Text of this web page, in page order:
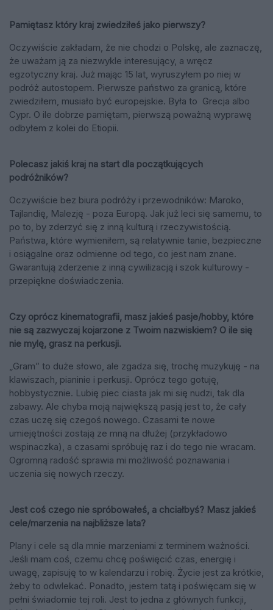
Pamiętasz który kraj zwiedziłeś jako pierwszy?
Oczywiście zakładam, że nie chodzi o Polskę, ale zaznaczę,
że uważam ją za niezwykle interesujący, a wręcz
egzotyczny kraj. Już mając 15 lat, wyruszyłem po niej w
podróż autostopem. Pierwsze państwo za granicą, które
zwiedziłem, musiało być europejskie. Była to Grecja albo
Cypr. O ile dobrze pamiętam, pierwszą poważną wyprawę
odbyłem z kolei do Etiopii.
Polecasz jakiś kraj na start dla początkujących
podróżników?
Oczywiście bez biura podróży i przewodników: Maroko,
Tajlandię, Malezję - poza Europą. Jak już leci się samemu, to
po to, by zderzyć się z inną kulturą i rzeczywistością.
Państwa, które wymieniłem, są relatywnie tanie, bezpieczne
i osiągalne oraz odmienne od tego, co jest nam znane.
Gwarantują zderzenie z inną cywilizacją i szok kulturowy -
przepiękne doświadczenia.
Czy oprócz kinematografii, masz jakieś pasje/hobby, które
nie są zazwyczaj kojarzone z Twoim nazwiskiem? O ile się
nie mylę, grasz na perkusji.
„Gram” to duże słowo, ale zgadza się, trochę muzykuję - na
klawiszach, pianinie i perkusji. Oprócz tego gotuję,
hobbystycznie. Lubię piec ciasta jak mi się nudzi, tak dla
zabawy. Ale chyba moją największą pasją jest to, że cały
czas uczę się czegoś nowego. Czasami te nowe
umiejętności zostają ze mną na dłużej (przykładowo
wspinaczka), a czasami spróbuję raz i do tego nie wracam.
Ogromną radość sprawia mi możliwość poznawania i
uczenia się nowych rzeczy.
Jest coś czego nie spróbowałeś, a chciałbyś? Masz jakieś
cele/marzenia na najbliższe lata?
Plany i cele są dla mnie marzeniami z terminem ważności.
Jeśli mam coś, czemu chcę poświęcić czas, energię i
uwagę, zapisuję to w kalendarzu i robię. Życie jest za krótkie,
żeby to odwlekać. Ponadto, jestem tatą i poświęcam się w
pełni świadomie tej roli. Jest to jedna z głównych funkcji,